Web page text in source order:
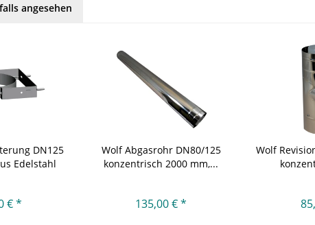
angesehen
DN125
Edelstahl
€ *
Wolf Abgasrohr DN80/125
konzentrisch 2000 mm,...
135,00 € *
Wolf